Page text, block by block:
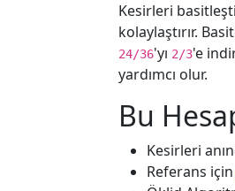
Kesirleri
kolaylaştırır.
24/36'yı 2/3'e
yardımcı olur.
Bu
Kesirleri
Referans için